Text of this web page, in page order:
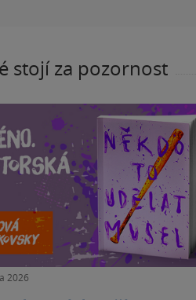
stojí za pozornost
2026